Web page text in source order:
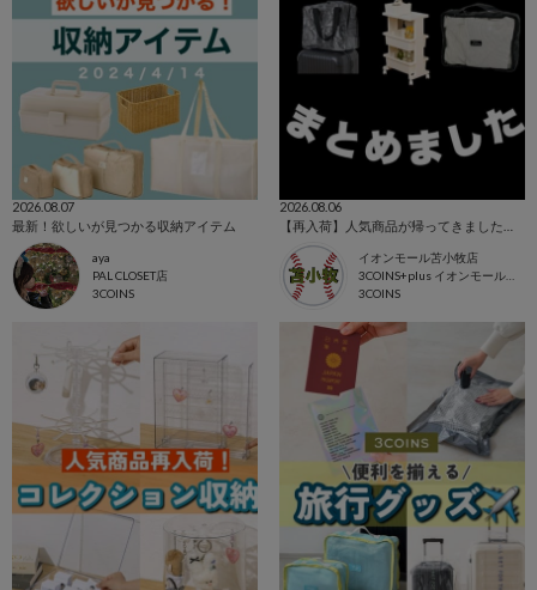
2026.08.07
最新！欲しいが見つかる収納アイテム
aya
PAL CLOSET店
3COINS
2026.08.06
イオンモール苫小牧店
3COINS